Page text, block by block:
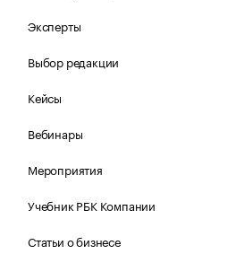
Эксперты
Выбор редакции
Кейсы
Вебинары
Мероприятия
Учебник РБК Компании
Статьи о бизнесе